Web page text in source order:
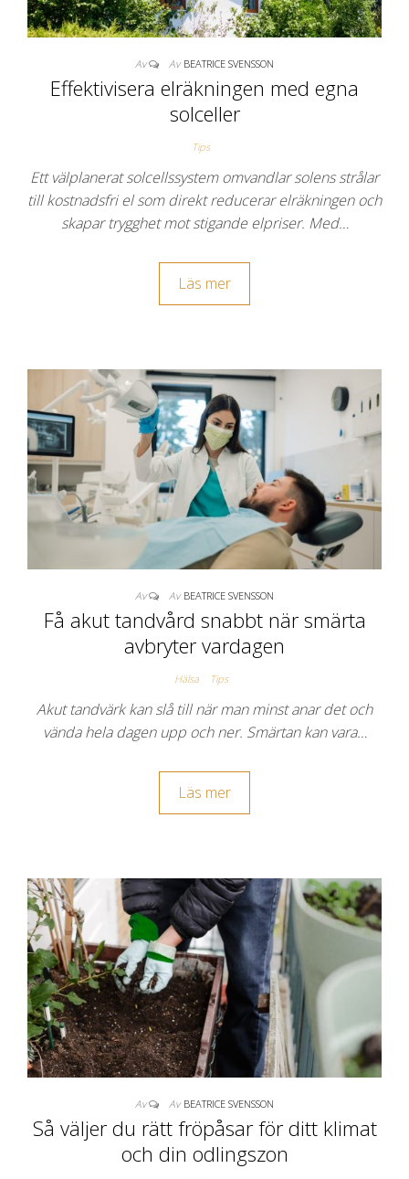
Av Av BEATRICE SVENSSON
Effektivisera elräkningen med egna
solceller
Tips
Ett välplanerat solcellssystem omvandlar solens strålar
till kostnadsfri el som direkt reducerar elräkningen och
skapar trygghet mot stigande elpriser. Med…
Läs mer
Av Av BEATRICE SVENSSON
Få akut tandvård snabbt när smärta
avbryter vardagen
Hälsa Tips
Akut tandvärk kan slå till när man minst anar det och
vända hela dagen upp och ner. Smärtan kan vara…
Läs mer
Av Av BEATRICE SVENSSON
Så väljer du rätt fröpåsar för ditt klimat
och din odlingszon